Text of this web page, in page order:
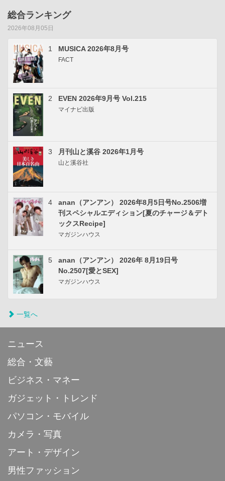
総合ランキング
2026年08月05日
1 MUSICA 2026年8月号
FACT
2 EVEN 2026年9月号 Vol.215
マイナビ出版
3 月刊山と溪谷 2026年1月号
山と溪谷社
4
anan（アンアン） 2026年8月5日号No.2506増
刊スペシャルエディション[夏のチャージ＆デト
ックスRecipe]
マガジンハウス
5
anan（アンアン） 2026年 8月19日号
No.2507[愛とSEX]
マガジンハウス
一覧へ
ニュース
総合・文藝
ビジネス・マネー
ガジェット・トレンド
パソコン・モバイル
カメラ・写真
アート・デザイン
男性ファッション